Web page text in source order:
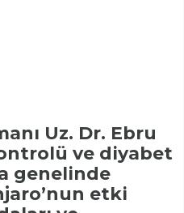
Uz. Dr. Ebru
ve diyabet
genelinde
etki